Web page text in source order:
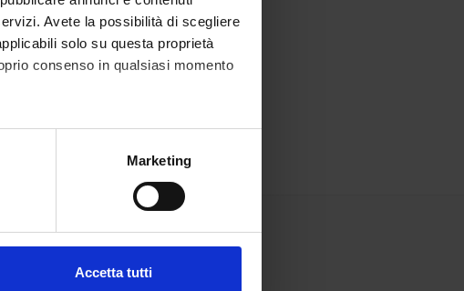
Avete la possibilità di scegliere
solo su questa proprietà
consenso in qualsiasi momento
di qualche metro,Marketing
Accetta tutti